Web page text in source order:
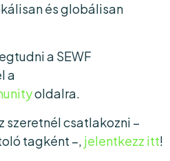
és globálisan
a SEWF
a
oldalra.
szeretnél csatlakozni –
tagként –, jelentkezz itt!